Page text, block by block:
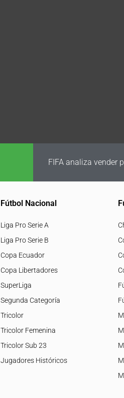
FIFA analiza vender
Fútbol Nacional
Liga Pro Serie A
Liga Pro Serie B
Copa Ecuador
Copa Libertadores
SuperLiga
Segunda Categoría
Tricolor
Tricolor Femenina
Tricolor Sub 23
Jugadores Históricos